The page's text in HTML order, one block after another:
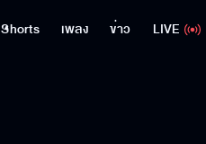
Shorts เพลง ข่าว LIVE